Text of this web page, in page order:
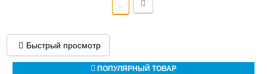
Быстрый просмотр
ПОПУЛЯРНЫЙ ТОВАР